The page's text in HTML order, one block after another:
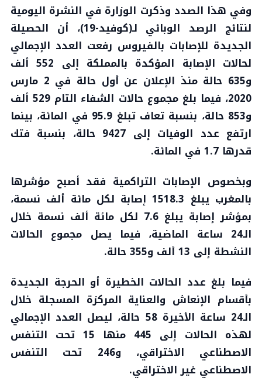
وفي هذا الصدد وذكرت الوزارة في النشرة اليومية
لنتائج الرصد الوبائي لـ(كوفيد-19)، أن الحصيلة
الجديدة للإصابات بالفيروس رفعت العدد الإجمالي
لحالات الإصابة المؤكدة بالمملكة إلى 552 ألف
و635 حالة منذ الإعلان عن أول حالة في 2 مارس
2020، فيما بلغ مجموع حالات الشفاء التام 529 ألف
و853 حالة، بنسبة تعاف تبلغ 95.9 في المائة، بينما
ارتفع عدد الوفيات إلى 9427 حالة، بنسبة فتك
قدرها 1.7 في المائة.
وبخصوص الإصابات التراكمية فقد أصبح مؤشرها
بالمغرب يبلغ 1518.3 إصابة لكل مائة ألف نسمة،
بمؤشر إصابة يبلغ 7.6 لكل مائة ألف نسمة خلال
الـ24 ساعة الماضية، فيما يصل مجموع الحالات
النشطة إلى 13 ألف و355 حالة.
فيما بلغ عدد الحالات الخطيرة أو الحرجة الجديدة
بأقسام الإنعاش والعناية المركزة المسجلة خلال
الـ24 ساعة الأخيرة 58 حالة، ليصل العدد الإجمالي
لهذه الحالات إلى 445 منها 15 تحت التنفس
الاصطناعي الاختراقي، و246 تحت التنفس
الاصطناعي غير الاختراقي.